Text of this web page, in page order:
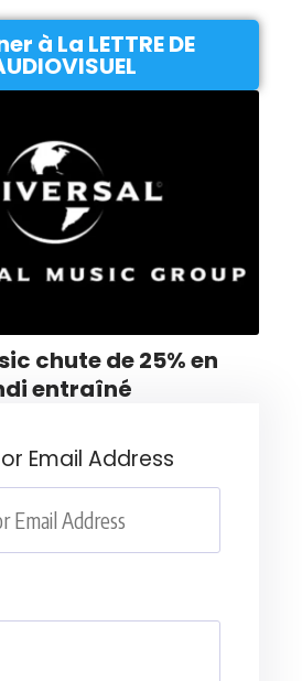
à La LETTRE DE
chute de 25% en
entraîné
Email Address